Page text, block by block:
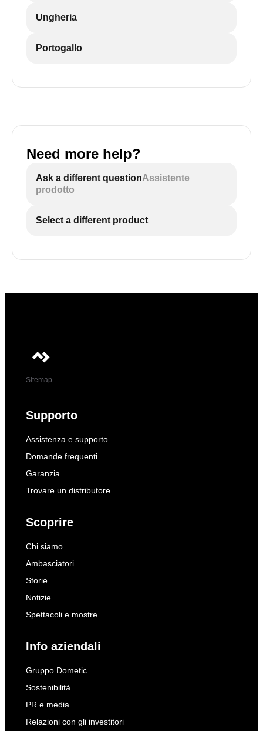
Ungheria
Portogallo
Need more help?
Ask a different questionAssistente
prodotto
Select a different product
Sitemap
Supporto
Assistenza e supporto
Domande frequenti
Garanzia
Trovare un distributore
Scoprire
Chi siamo
Ambasciatori
Storie
Notizie
Spettacoli e mostre
Info aziendali
Gruppo Dometic
Sostenibilità
PR e media
Relazioni con gli investitori